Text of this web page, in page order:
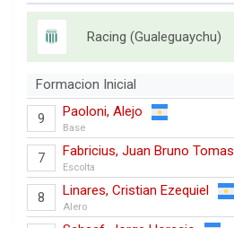
Racing (Gualeguaychu)
Formacion Inicial
9 Paoloni, Alejo
Base
7 Fabricius, Juan Bruno Tomas
Escolta
8 Linares, Cristian Ezequiel
Alero